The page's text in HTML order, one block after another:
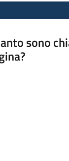
sono